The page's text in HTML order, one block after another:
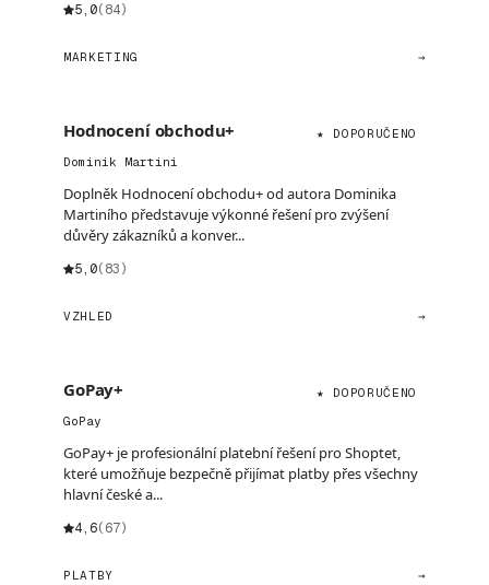
5,0(84)
MARKETING →
Hodnocení obchodu+
★ DOPORUČENO
Dominik Martini
Doplněk Hodnocení obchodu+ od autora Dominika
Martiního představuje výkonné řešení pro zvýšení
důvěry zákazníků a konver...
5,0(83)
VZHLED →
GoPay+
★ DOPORUČENO
GoPay
GoPay+ je profesionální platební řešení pro Shoptet,
které umožňuje bezpečně přijímat platby přes všechny
hlavní české a...
4,6(67)
PLATBY →